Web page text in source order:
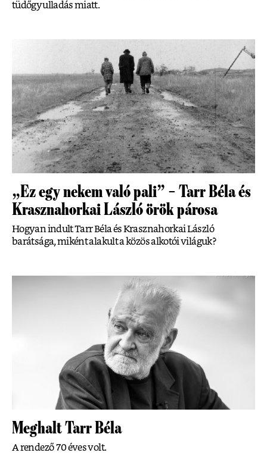
tüdőgyulladás miatt.
„Ez egy nekem való pali” – Tarr Béla és
Krasznahorkai László örök párosa
Hogyan indult Tarr Béla és Krasznahorkai László
barátsága, miként alakult a közös alkotói világuk?
Meghalt Tarr Béla
A rendező 70 éves volt.